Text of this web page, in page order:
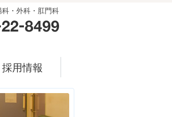
・外科・肛門科
採用情報